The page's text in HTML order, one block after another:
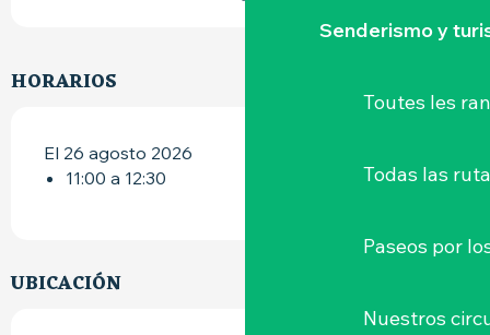
Senderismo y
Toutes les
Todas las
Paseos por
Nuestros
HORARIOS
El 26 agosto 2026
11:00 a 12:30
UBICACIÓN